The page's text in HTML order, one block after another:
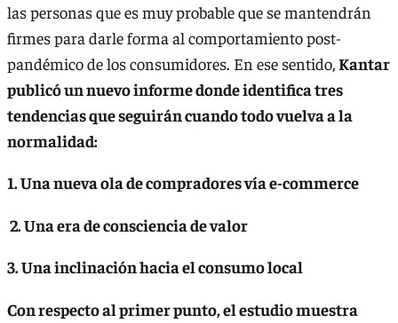
las personas que es muy probable que se mantendrán
firmes para darle forma al comportamiento post-
pandémico de los consumidores. En ese sentido,Kantar
publicó un nuevo informe donde identifica tres
tendencias que seguirán cuando todo vuelva a la
normalidad:
1. Una nueva ola de compradores vía e-commerce
2. Una era de consciencia de valor
3. Una inclinación hacia el consumo local
Con respecto al primer punto, el estudio muestra